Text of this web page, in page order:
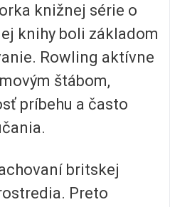
knižnej série o
knihy boli základom
Rowling aktívne
štábom,
príbehu a často
britskej
Preto